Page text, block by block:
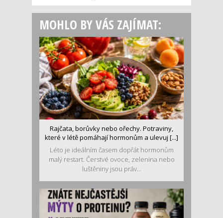
MOHLO BY VÁS ZAJÍMAT:
Rajčata, borůvky nebo ořechy. Potraviny,
které v létě pomáhají hormonům a ulevuj [...]
Léto je ideálním časem dopřát hormonům
malý restart. Čerstvé ovoce, zelenina nebo
luštěniny jsou práv...